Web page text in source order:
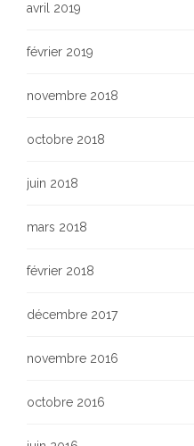
avril 2019
février 2019
novembre 2018
octobre 2018
juin 2018
mars 2018
février 2018
décembre 2017
novembre 2016
octobre 2016